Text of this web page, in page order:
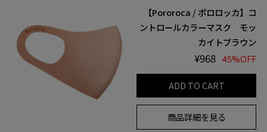
【Pororoca / ポロロッカ】コ
ントロールカラーマスク モッ
カイトブラウン
¥968 45%OFF
ADD TO CART
商品詳細を見る